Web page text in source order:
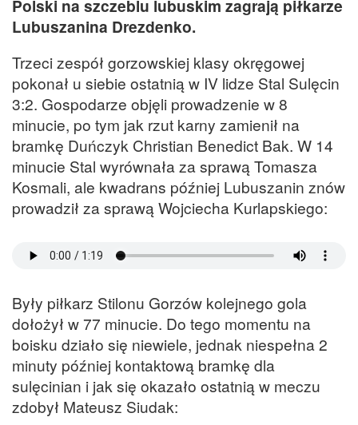
Polski na szczeblu lubuskim zagrają piłkarze
Lubuszanina Drezdenko.
Trzeci zespół gorzowskiej klasy okręgowej
pokonał u siebie ostatnią w IV lidze Stal Sulęcin
3:2. Gospodarze objęli prowadzenie w 8
minucie, po tym jak rzut karny zamienił na
bramkę Duńczyk Christian Benedict Bak. W 14
minucie Stal wyrównała za sprawą Tomasza
Kosmali, ale kwadrans później Lubuszanin znów
prowadził za sprawą Wojciecha Kurlapskiego:
Były piłkarz Stilonu Gorzów kolejnego gola
dołożył w 77 minucie. Do tego momentu na
boisku działo się niewiele, jednak niespełna 2
minuty później kontaktową bramkę dla
sulęcinian i jak się okazało ostatnią w meczu
zdobył Mateusz Siudak: